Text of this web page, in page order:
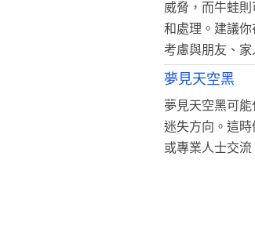
威脅，而牛蛙
和處理。建議
考慮與朋友、
夢見天空黑
夢見天空黑可
迷失方向。這
或專業人士交